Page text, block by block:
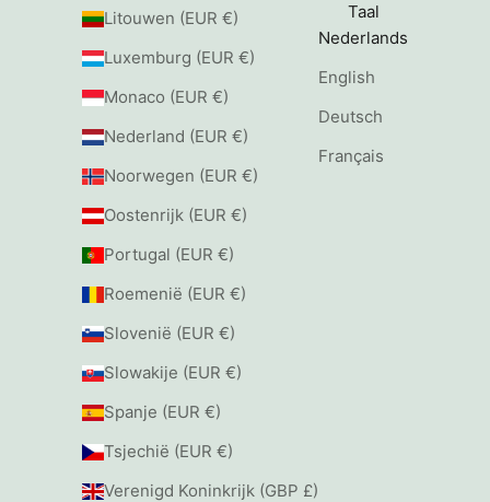
Litouwen (EUR €)
Luxemburg (EUR €)
Monaco (EUR €)
Nederland (EUR €)
Noorwegen (EUR €)
Oostenrijk (EUR €)
Portugal (EUR €)
Roemenië (EUR €)
Slovenië (EUR €)
Slowakije (EUR €)
Spanje (EUR €)
Tsjechië (EUR €)
Verenigd Koninkrijk (GBP £)
Taal
Nederlands
English
Deutsch
Français